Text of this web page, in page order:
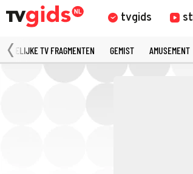
tvgids
TV FRAGMENTEN GEMIST AMUSEMENT